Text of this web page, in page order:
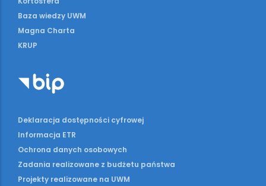
Baza wiedzy UWM
Magna Charta
KRUP
Deklaracja dostępności cyfrowej
Informacja ETR
Ochrona danych osobowych
Zadania realizowane z budżetu państwa
Projekty realizowane na UWM